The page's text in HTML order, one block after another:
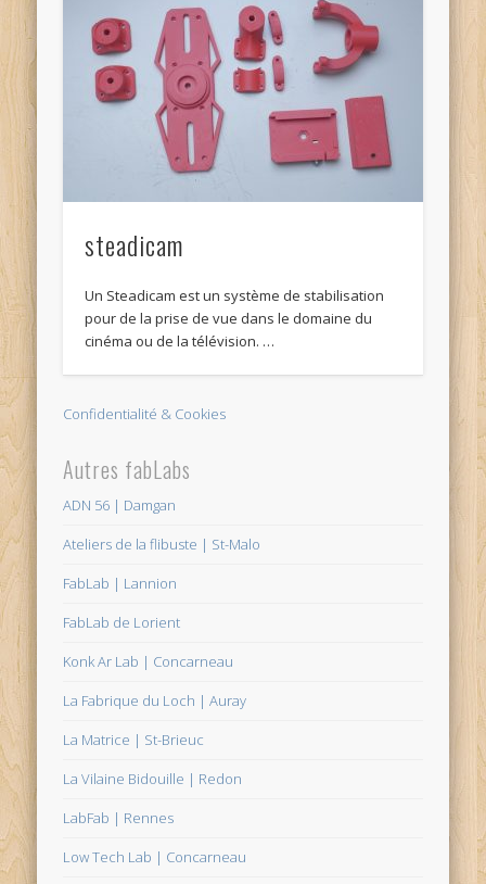
steadicam
Un Steadicam est un système de stabilisation
pour de la prise de vue dans le domaine du
cinéma ou de la télévision. …
Confidentialité & Cookies
Autres fabLabs
ADN 56 | Damgan
Ateliers de la flibuste | St-Malo
FabLab | Lannion
FabLab de Lorient
Konk Ar Lab | Concarneau
La Fabrique du Loch | Auray
La Matrice | St-Brieuc
La Vilaine Bidouille | Redon
LabFab | Rennes
Low Tech Lab | Concarneau